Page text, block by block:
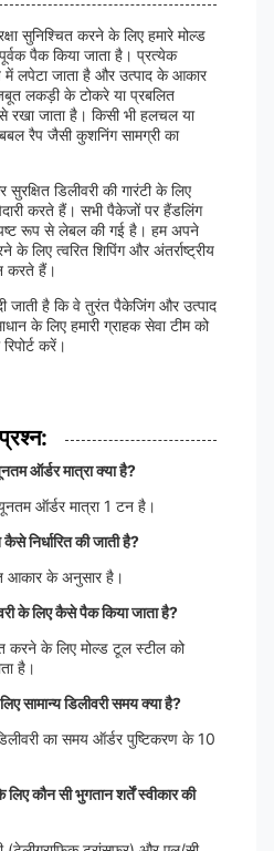
सुनिश्चित करने के लिए हमारे मोल्ड
पैक किया जाता है। प्रत्येक
लपेटा जाता है और उत्पाद के आकार
लकड़ी के टोकरे या प्रबलित
से रखा जाता है। किसी भी हलचल या
रैप जैसी कुशनिंग सामग्री का
डिलीवरी की गारंटी के लिए
करते हैं। सभी पैकेजों पर हैंडलिंग
रूप से लेबल की गई है। हम अपने
के लिए त्वरित शिपिंग और अंतर्राष्ट्रीय
करते हैं।
जाती है कि वे तुरंत पैकेजिंग और उत्पाद
के लिए हमारी ग्राहक सेवा टीम को
करें।
ऑर्डर मात्रा क्या है?
ऑर्डर मात्रा 1 टन है।
निर्धारित की जाती है?
आकार के अनुसार है।
के लिए कैसे पैक किया जाता है?
करने के लिए मोल्ड टूल स्टील को
है।
सामान्य डिलीवरी समय क्या है?
का समय ऑर्डर पुष्टिकरण के 10
कौन सी भुगतान शर्तें स्वीकार की